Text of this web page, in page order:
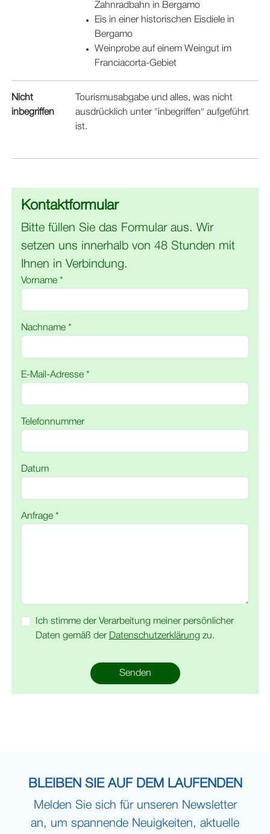
Zahnradbahn in Bergamo
Eis in einer historischen Eisdiele in
Bergamo
Weinprobe auf einem Weingut im
Franciacorta-Gebiet
Nicht
inbegriffen
Tourismusabgabe und alles, was nicht
ausdrücklich unter "inbegriffen" aufgeführt
ist.
Kontaktformular
Bitte füllen Sie das Formular aus. Wir
setzen uns innerhalb von 48 Stunden mit
Ihnen in Verbindung.
Vorname *
Nachname *
E-Mail-Adresse *
Telefonnummer
Datum
Anfrage *
Ich stimme der Verarbeitung meiner persönlicher
Daten gemäß der Datenschutzerklärung zu.
Senden
BLEIBEN SIE AUF DEM LAUFENDEN
Melden Sie sich für unseren Newsletter
an, um spannende Neuigkeiten, aktuelle